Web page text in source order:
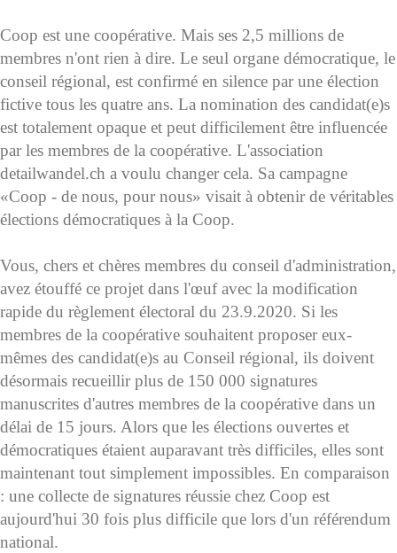
Coop est une coopérative. Mais ses 2,5 millions de
membres n'ont rien à dire. Le seul organe démocratique, le
conseil régional, est confirmé en silence par une élection
fictive tous les quatre ans. La nomination des candidat(e)s
est totalement opaque et peut difficilement être influencée
par les membres de la coopérative. L'association
detailwandel.ch a voulu changer cela. Sa campagne
«Coop - de nous, pour nous» visait à obtenir de véritables
élections démocratiques à la Coop.
Vous, chers et chères membres du conseil d'administration,
avez étouffé ce projet dans l'œuf avec la modification
rapide du règlement électoral du 23.9.2020. Si les
membres de la coopérative souhaitent proposer eux-
mêmes des candidat(e)s au Conseil régional, ils doivent
désormais recueillir plus de 150 000 signatures
manuscrites d'autres membres de la coopérative dans un
délai de 15 jours. Alors que les élections ouvertes et
démocratiques étaient auparavant très difficiles, elles sont
maintenant tout simplement impossibles. En comparaison
: une collecte de signatures réussie chez Coop est
aujourd'hui 30 fois plus difficile que lors d'un référendum
national.